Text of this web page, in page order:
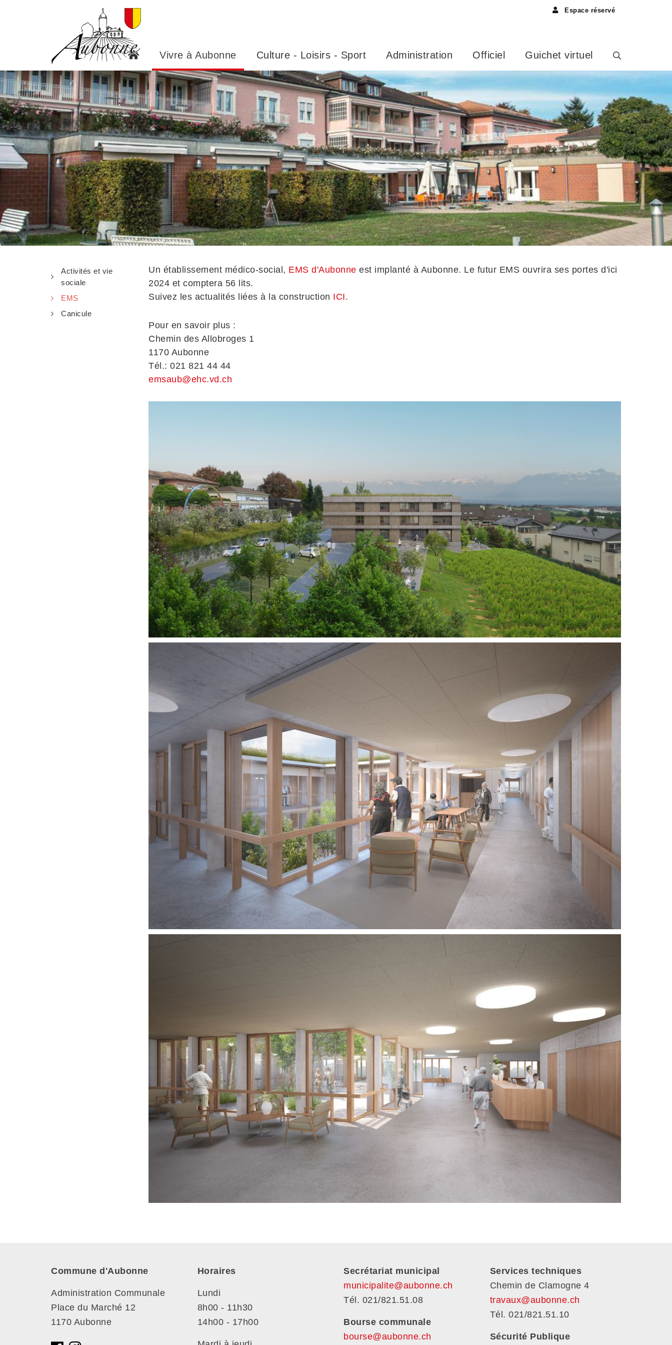
Espace réservé
Vivre à Aubonne Culture - Loisirs - Sport Administration Officiel Guichet virtuel
Activités et vie
sociale
EMS
Canicule
Un établissement médico-social, EMS d'Aubonne est implanté à Aubonne. Le futur EMS ouvrira ses portes d'ici
2024 et comptera 56 lits.
Suivez les actualités liées à la construction ICI.
Pour en savoir plus :
Chemin des Allobroges 1
1170 Aubonne
Tél.: 021 821 44 44
emsaub@ehc.vd.ch
Commune d'Aubonne
Administration Communale
Place du Marché 12
1170 Aubonne
Horaires
Lundi
8h00 - 11h30
14h00 - 17h00
Secrétariat municipal
municipalite@aubonne.ch
Tél. 021/821.51.08
Bourse communale
bourse@aubonne.ch
Services techniques
Chemin de Clamogne 4
travaux@aubonne.ch
Tél. 021/821.51.10
Sécurité Publique